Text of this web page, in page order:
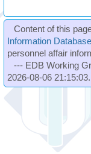
Content of this
Information
personnel affair
--- EDB Working
2026-08-06 21:15:03.